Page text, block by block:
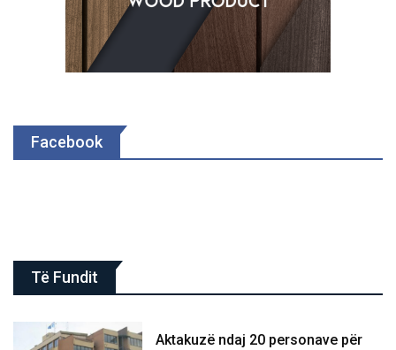
Facebook
Të Fundit
Aktakuzë ndaj 20 personave për